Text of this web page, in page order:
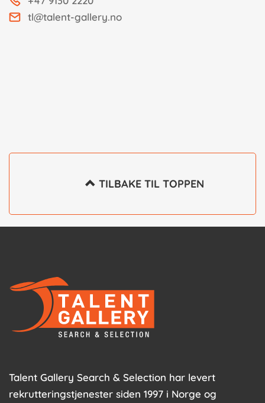
tl@talent-gallery.no
TILBAKE TIL TOPPEN
Talent Gallery Search & Selection har levert
rekrutteringstjenester siden 1997 i Norge og